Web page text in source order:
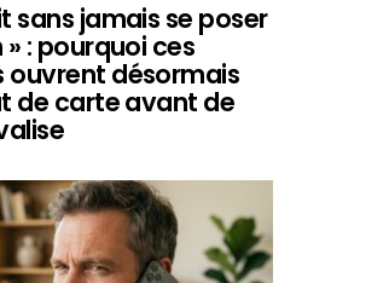
sans jamais se poser
: pourquoi ces
ouvrent désormais
de carte avant de